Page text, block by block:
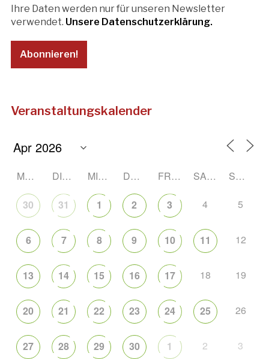
Ihre Daten werden nur für unseren Newsletter
verwendet. Unsere Datenschutzerklärung.
Veranstaltungskalender
MONTAG DIENSTAG MITTWOCH DONNERSTAG FREITAG SAMSTAG SONNTAG
30 31 1 2 3 4 5
6 7 8 9 10 11 12
13 14 15 16 17 18 19
20 21 22 23 24 25 26
27 28 29 30 1 2 3